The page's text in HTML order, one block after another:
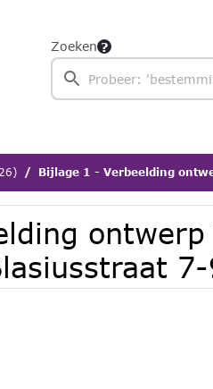
Zoeken
Bijlage 1 - Verbeelding ontwerp TAM-
ontwerp